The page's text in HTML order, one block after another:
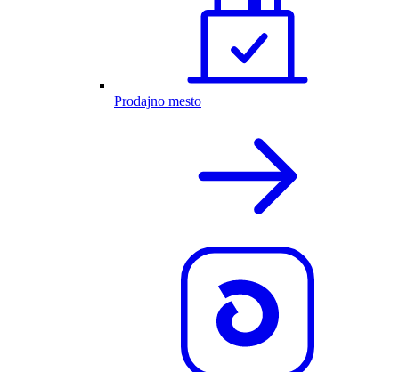
Prodajno mesto